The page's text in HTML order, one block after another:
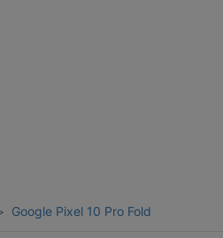
Google Pixel 10 Pro Fold